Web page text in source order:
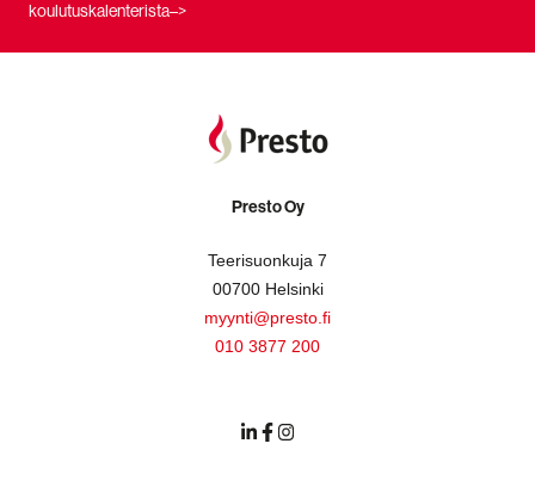
koulutuskalenterista–>
Presto Oy
Teerisuonkuja 7
00700 Helsinki
myynti@presto.fi
010 3877 200